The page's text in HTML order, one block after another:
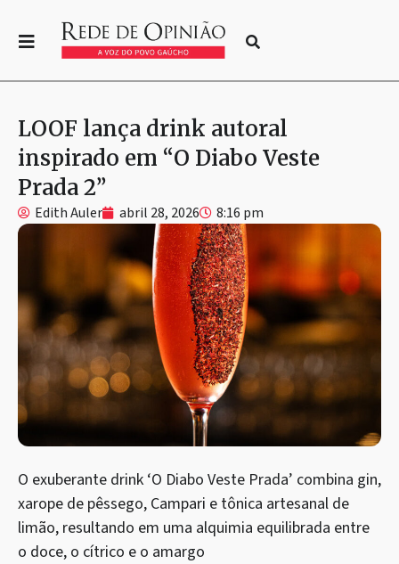
LOOF lança drink autoral
inspirado em “O Diabo Veste
Prada 2”
Edith Auler abril 28, 2026 8:16 pm
O exuberante drink ‘O Diabo Veste Prada’ combina gin,
xarope de pêssego, Campari e tônica artesanal de
limão, resultando em uma alquimia equilibrada entre
o doce, o cítrico e o amargo